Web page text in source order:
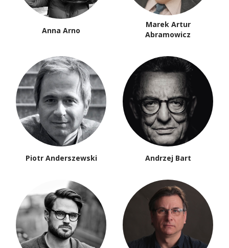
Anna Arno
Marek Artur
Abramowicz
Piotr Anderszewski Andrzej Bart